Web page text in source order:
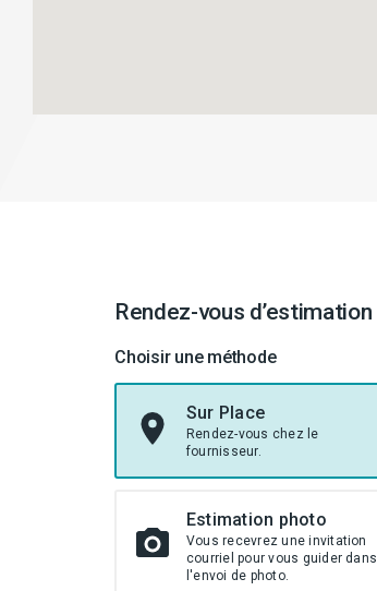
Rendez-vous d’estimation
Choisir une méthode
Sur Place
Rendez-vous chez le
fournisseur.
Estimation photo
Vous recevrez une invitation
courriel pour vous guider dans
l'envoi de photo.